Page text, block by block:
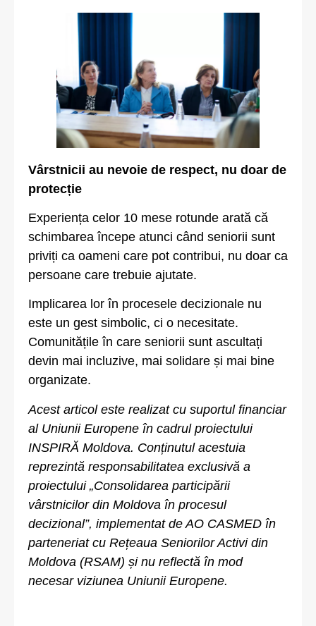
Vârstnicii au nevoie de respect, nu doar de
protecție
Experiența celor 10 mese rotunde arată că
schimbarea începe atunci când seniorii sunt
priviți ca oameni care pot contribui, nu doar ca
persoane care trebuie ajutate.
Implicarea lor în procesele decizionale nu
este un gest simbolic, ci o necesitate.
Comunitățile în care seniorii sunt ascultați
devin mai incluzive, mai solidare și mai bine
organizate.
Acest articol este realizat cu suportul financiar
al Uniunii Europene în cadrul proiectului
INSPIRĂ Moldova. Conținutul acestuia
reprezintă responsabilitatea exclusivă a
proiectului „Consolidarea participării
vârstnicilor din Moldova în procesul
decizional”, implementat de AO CASMED în
parteneriat cu Rețeaua Seniorilor Activi din
Moldova (RSAM) și nu reflectă în mod
necesar viziunea Uniunii Europene.